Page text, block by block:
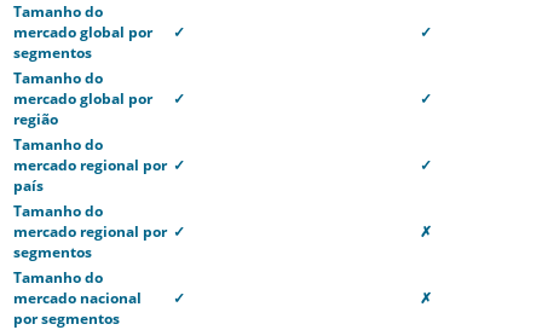
Tamanho do
mercado global por
segmentos
✓ ✓
Tamanho do
mercado global por
região
✓ ✓
Tamanho do
mercado regional por
país
✓ ✓
Tamanho do
mercado regional por
segmentos
✓ ✗
Tamanho do
mercado nacional
por segmentos
✓ ✗